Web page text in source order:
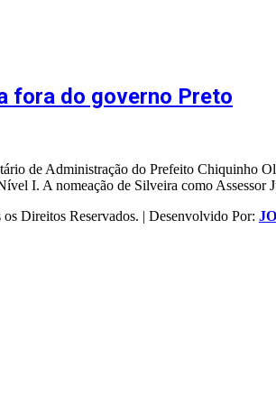
fora do governo Preto
de Administração do Prefeito Chiquinho
I. A nomeação de Silveira como
os Direitos Reservados. | Desenvolvido Por: